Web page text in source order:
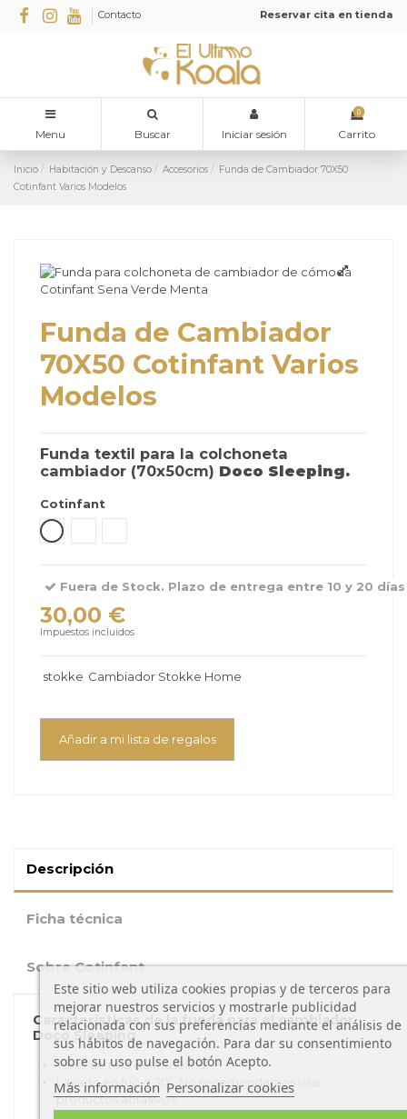
Contacto Reservar cita en tienda
Menu Buscar Iniciar sesión
0
Carrito
Inicio Habitación y Descanso Accesorios
Funda de Cambiador 70X50
Cotinfant Varios Modelos
Funda de Cambiador
70X50 Cotinfant Varios
Modelos
Funda textil para la colchoneta
cambiador (70x50cm) Doco Sleeping.
Cotinfant
Sena Verde Menta
Fuera de Stock. Plazo de entrega entre 10 y 20
30,00 €
Impuestos incluidos
stokke Cambiador Stokke Home
Añadir a mi lista de regalos
Descripción
Ficha técnica
Sobre Cotinfant
Caracteristicas de la funda para el cambiador
Doco Sleeping
Textil de tela de muselina.
Lavado en frío o 30º. No recomendamos usar
productos abrasivos.
Este sitio web utiliza cookies propias y de terceros para
mejorar nuestros servicios y mostrarle publicidad
relacionada con sus preferencias mediante el análisis de
sus hábitos de navegación. Para dar su consentimiento
sobre su uso pulse el botón Acepto.
Más información Personalizar cookies